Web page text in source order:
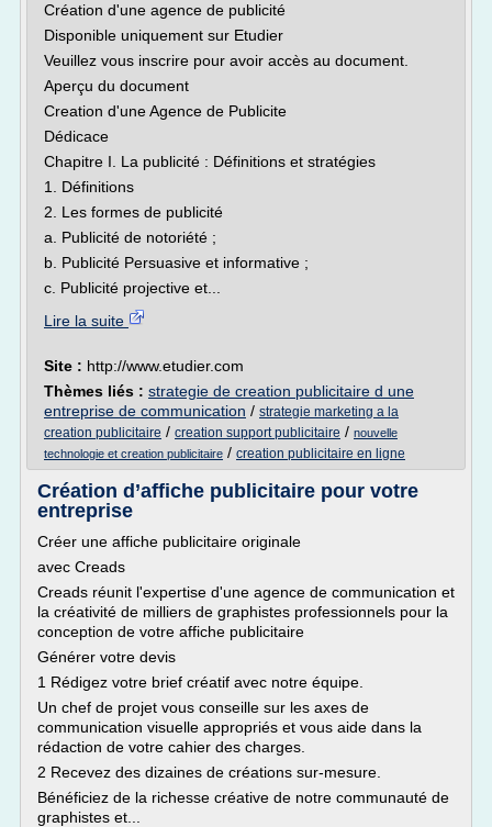
Création d'une agence de publicité
Disponible uniquement sur Etudier
Veuillez vous inscrire pour avoir accès au document.
Aperçu du document
Creation d'une Agence de Publicite
Dédicace
Chapitre I. La publicité : Définitions et stratégies
1. Définitions
2. Les formes de publicité
a. Publicité de notoriété ;
b. Publicité Persuasive et informative ;
c. Publicité projective et...
Lire la suite
Site : http://www.etudier.com
Thèmes liés : strategie de creation publicitaire d une
entreprise de communication / strategie marketing a la
creation publicitaire / creation support publicitaire / nouvelle
technologie et creation publicitaire / creation publicitaire en ligne
Création d’affiche publicitaire pour votre
entreprise
Créer une affiche publicitaire originale
avec Creads
Creads réunit l'expertise d'une agence de communication et
la créativité de milliers de graphistes professionnels pour la
conception de votre affiche publicitaire
Générer votre devis
1 Rédigez votre brief créatif avec notre équipe.
Un chef de projet vous conseille sur les axes de
communication visuelle appropriés et vous aide dans la
rédaction de votre cahier des charges.
2 Recevez des dizaines de créations sur-mesure.
Bénéficiez de la richesse créative de notre communauté de
graphistes et...